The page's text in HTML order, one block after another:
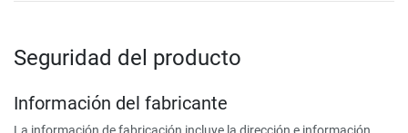
Seguridad del producto
Información del fabricante